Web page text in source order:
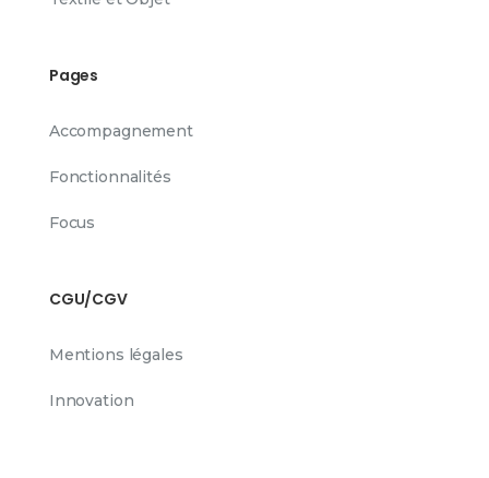
Pages
Accompagnement
Fonctionnalités
Focus
CGU/CGV
Mentions légales
Innovation